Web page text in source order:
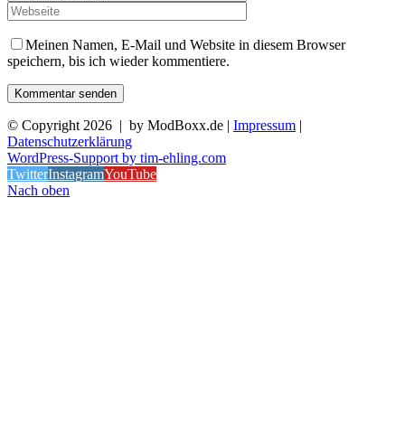
Meinen Namen, E-Mail und Website in diesem Browser
speichern, bis ich wieder kommentiere.
© Copyright2026 | by ModBoxx.de | Impressum |
Datenschutzerklärung
WordPress-Support by tim-ehling.com
TwitterInstagramYouTube
Nach oben